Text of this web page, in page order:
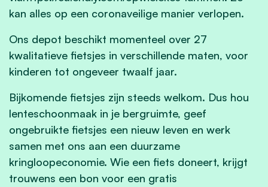
kan alles op een coronaveilige manier verlopen.
Ons depot beschikt momenteel over 27
kwalitatieve fietsjes in verschillende maten, voor
kinderen tot ongeveer twaalf jaar.
Bijkomende fietsjes zijn steeds welkom. Dus hou
lenteschoonmaak in je bergruimte, geef
ongebruikte fietsjes een nieuw leven en werk
samen met ons aan een duurzame
kringloopeconomie. Wie een fiets doneert, krijgt
trouwens een bon voor een gratis